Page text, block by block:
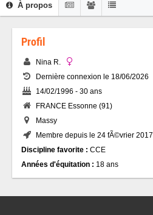
À propos
Profil
Nina R.
Dernière connexion le 18/06/2026
14/02/1996 - 30 ans
FRANCE Essonne (91)
Massy
Membre depuis le 24 fÃ©vrier 2017
Discipline favorite : CCE
Années d'équitation : 18 ans